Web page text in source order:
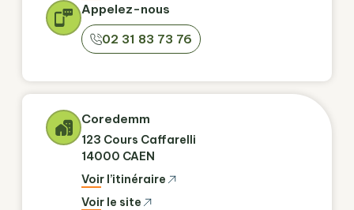
Appelez-nous
02 31 83 73 76
Coredemm
123 Cours Caffarelli
14000 CAEN
Voir l’itinéraire
Voir le site